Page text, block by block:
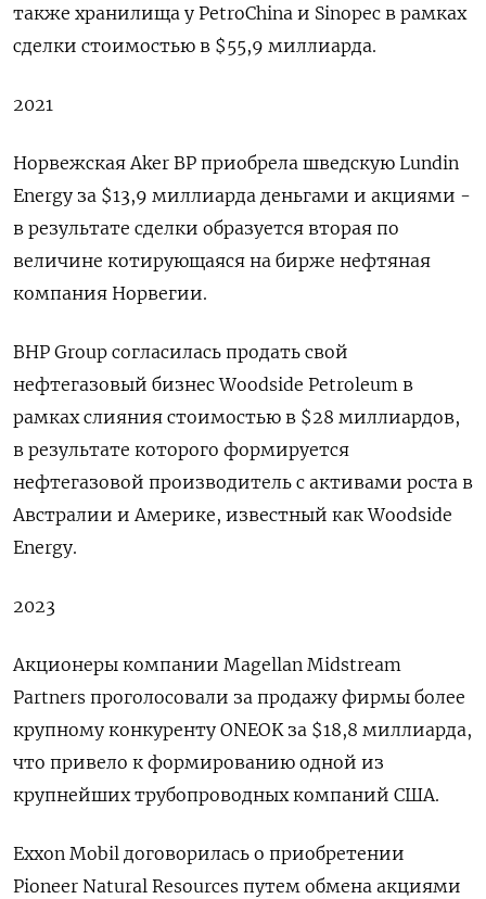
также хранилища у PetroChina и Sinopec в рамках
сделки стоимостью в $55,9 миллиарда.
2021
Норвежская Aker BP приобрела шведскую Lundin
Energy за $13,9 миллиарда деньгами и акциями -
в результате сделки образуется вторая по
величине котирующаяся на бирже нефтяная
компания Норвегии.
BHP Group согласилась продать свой
нефтегазовый бизнес Woodside Petroleum в
рамках слияния стоимостью в $28 миллиардов,
в результате которого формируется
нефтегазовой производитель с активами роста в
Австралии и Америке, известный как Woodside
Energy.
2023
Акционеры компании Magellan Midstream
Partners проголосовали за продажу фирмы более
крупному конкуренту ONEOK за $18,8 миллиарда,
что привело к формированию одной из
крупнейших трубопроводных компаний США.
Exxon Mobil договорилась о приобретении
Pioneer Natural Resources путем обмена акциями